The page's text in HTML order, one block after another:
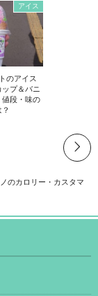
アイス
のアイス
ップ＆バニ
値段・味の
のカロリー・カスタマ